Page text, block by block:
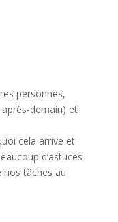
personnes,
demain) et
cela arrive et
d’astuces
tâches au